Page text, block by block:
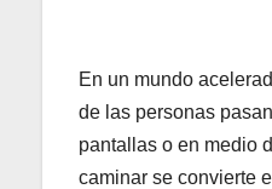
En un mundo
de las personas
pantallas o en medio
caminar se convierte